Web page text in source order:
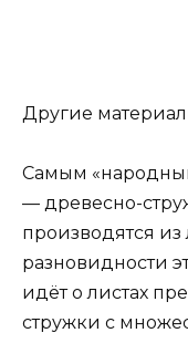
Другие
Самым
— древесно-
производятся
разновидности
идёт о листах
стружки с